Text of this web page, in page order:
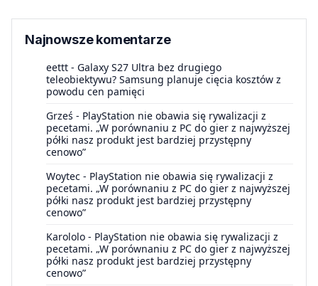
Najnowsze komentarze
eettt - Galaxy S27 Ultra bez drugiego
teleobiektywu? Samsung planuje cięcia kosztów z
powodu cen pamięci
Grześ - PlayStation nie obawia się rywalizacji z
pecetami. „W porównaniu z PC do gier z najwyższej
półki nasz produkt jest bardziej przystępny
cenowo”
Woytec - PlayStation nie obawia się rywalizacji z
pecetami. „W porównaniu z PC do gier z najwyższej
półki nasz produkt jest bardziej przystępny
cenowo”
Karololo - PlayStation nie obawia się rywalizacji z
pecetami. „W porównaniu z PC do gier z najwyższej
półki nasz produkt jest bardziej przystępny
cenowo”